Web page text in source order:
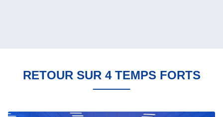
RETOUR SUR 4 TEMPS FORTS